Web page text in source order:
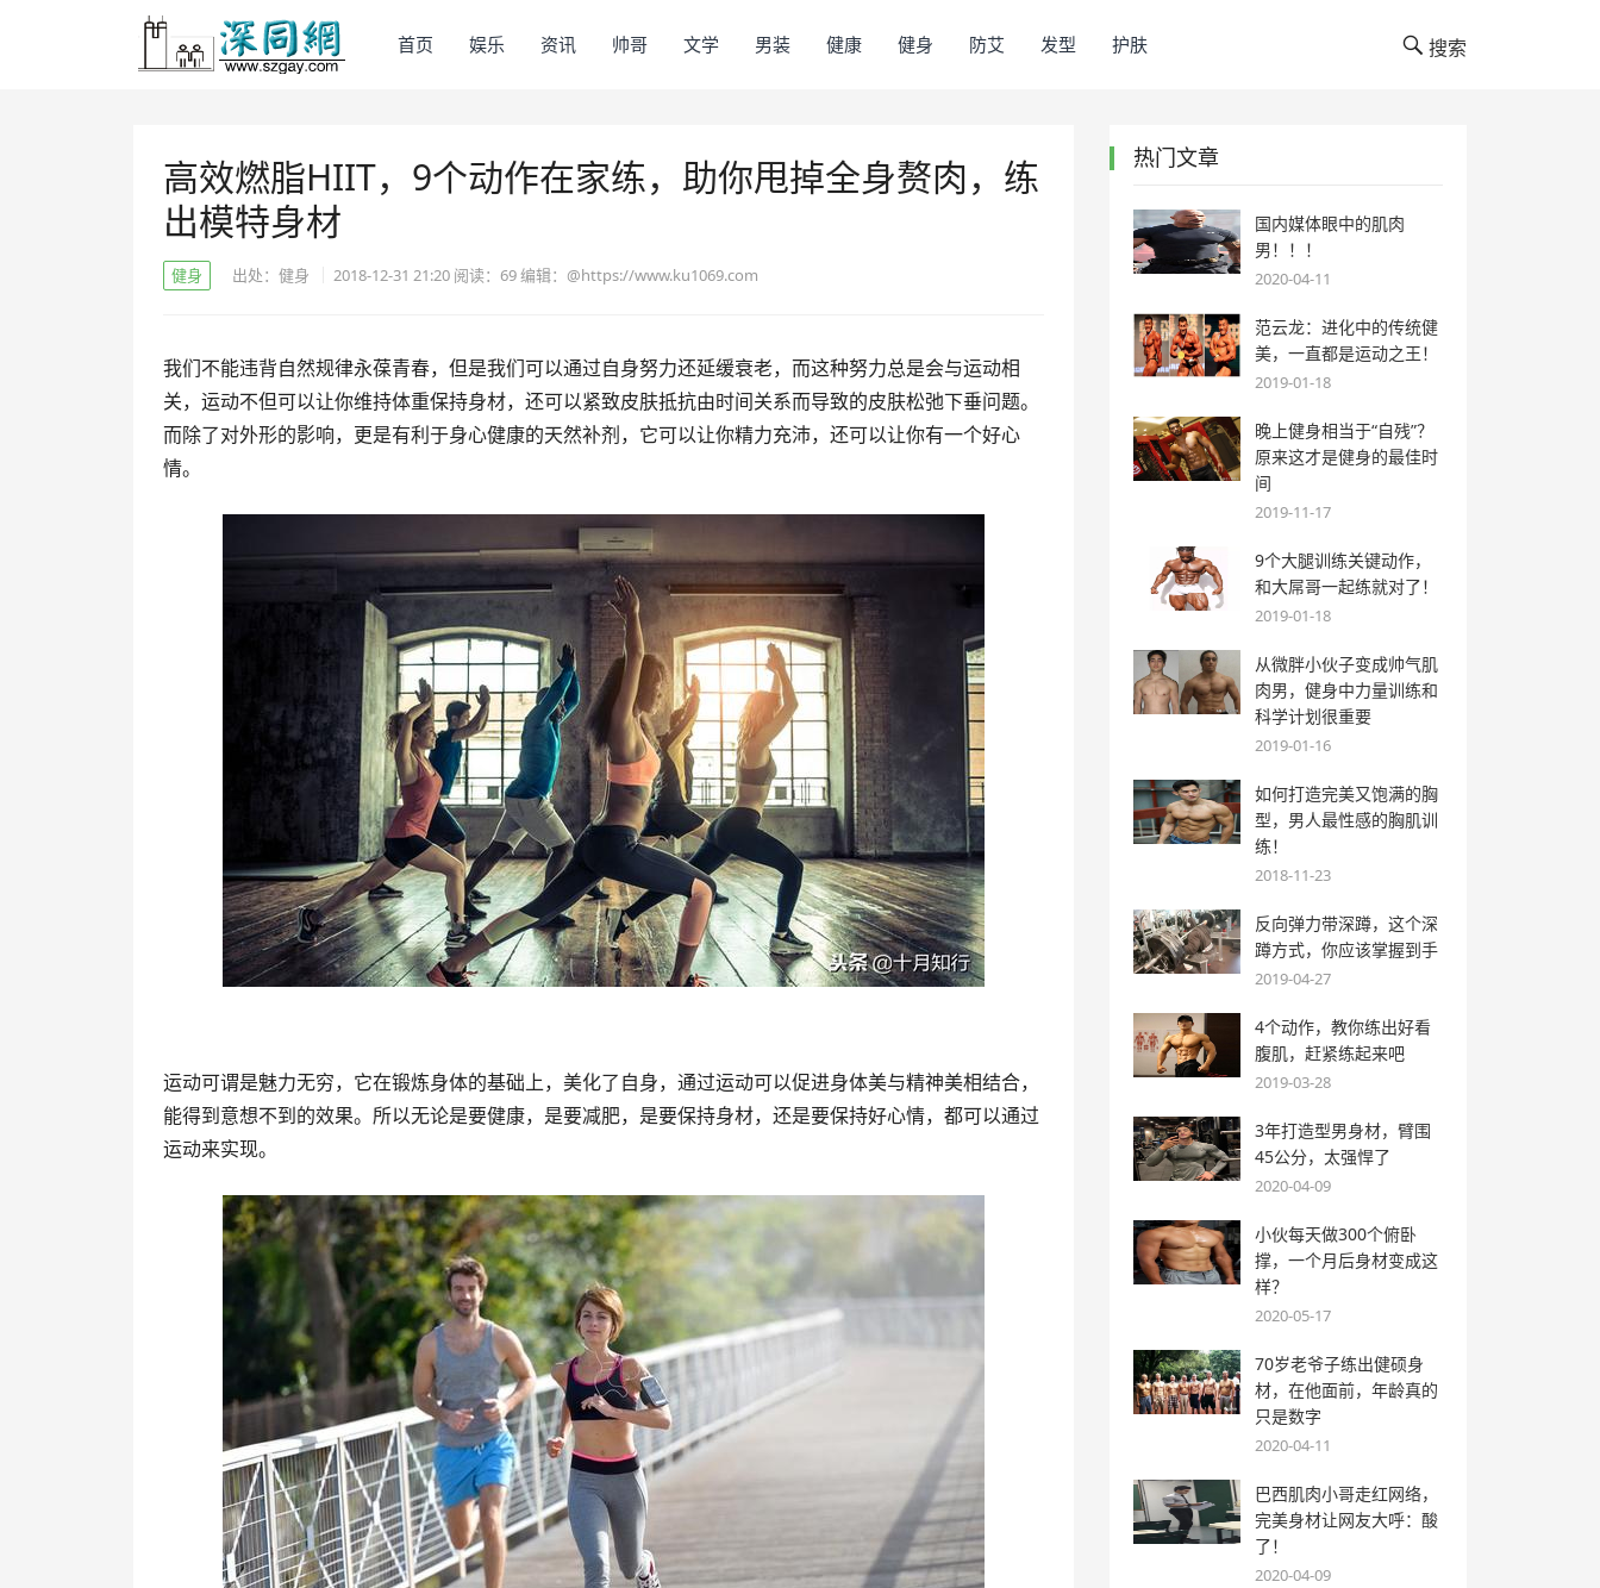
首页 娱乐 资讯 帅哥 文学 男装 健康 健身 防艾 发型 护肤 搜索
高效燃脂HIIT，9个动作在家练，助你甩掉全身赘肉，练
出模特身材
健身 出处：健身 2018-12-31 21:20 阅读： 69编辑： @https://www.ku1069.com
我们不能违背自然规律永葆青春，但是我们可以通过自身努力还延缓衰老，而这种努力总是会与运动相
关，运动不但可以让你维持体重保持身材，还可以紧致皮肤抵抗由时间关系而导致的皮肤松弛下垂问题。
而除了对外形的影响，更是有利于身心健康的天然补剂，它可以让你精力充沛，还可以让你有一个好心
情。
运动可谓是魅力无穷，它在锻炼身体的基础上，美化了自身，通过运动可以促进身体美与精神美相结合，
能得到意想不到的效果。所以无论是要健康，是要减肥，是要保持身材，还是要保持好心情，都可以通过
运动来实现。
热门文章
国内媒体眼中的肌肉
男！！！
2020-04-11
范云龙：进化中的传统健
美，一直都是运动之王！
2019-01-18
晚上健身相当于“自残”？
原来这才是健身的最佳时
间
2019-11-17
9个大腿训练关键动作，
和大屌哥一起练就对了！
2019-01-18
从微胖小伙子变成帅气肌
肉男，健身中力量训练和
科学计划很重要
2019-01-16
如何打造完美又饱满的胸
型，男人最性感的胸肌训
练！
2018-11-23
反向弹力带深蹲，这个深
蹲方式，你应该掌握到手
2019-04-27
4个动作，教你练出好看
腹肌，赶紧练起来吧
2019-03-28
3年打造型男身材，臂围
45公分，太强悍了
2020-04-09
小伙每天做300个俯卧
撑，一个月后身材变成这
样？
2020-05-17
70岁老爷子练出健硕身
材，在他面前，年龄真的
只是数字
2020-04-11
巴西肌肉小哥走红网络，
完美身材让网友大呼：酸
了！
2020-04-09